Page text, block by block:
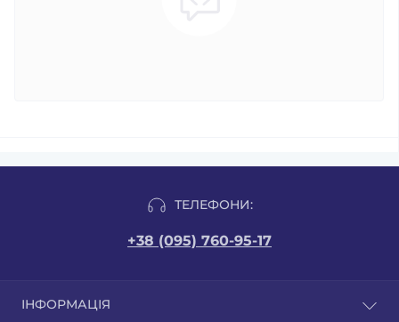
ТЕЛЕФОНИ:
+38 (095) 760-95-17
ІНФОРМАЦІЯ